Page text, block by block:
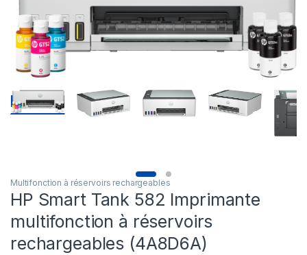
Multifonction à réservoirs rechargeables
HP Smart Tank 582 Imprimante
multifonction à réservoirs
rechargeables (4A8D6A)